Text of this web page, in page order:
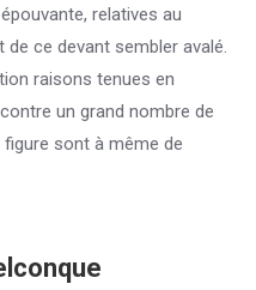
relatives au
ce devant sembler avalé.
raisons tenues en
un grand nombre de
sont à même de